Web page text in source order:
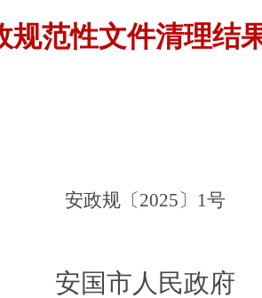
规范性文件清理结
安政规〔2025〕 1号
安国市人民政府